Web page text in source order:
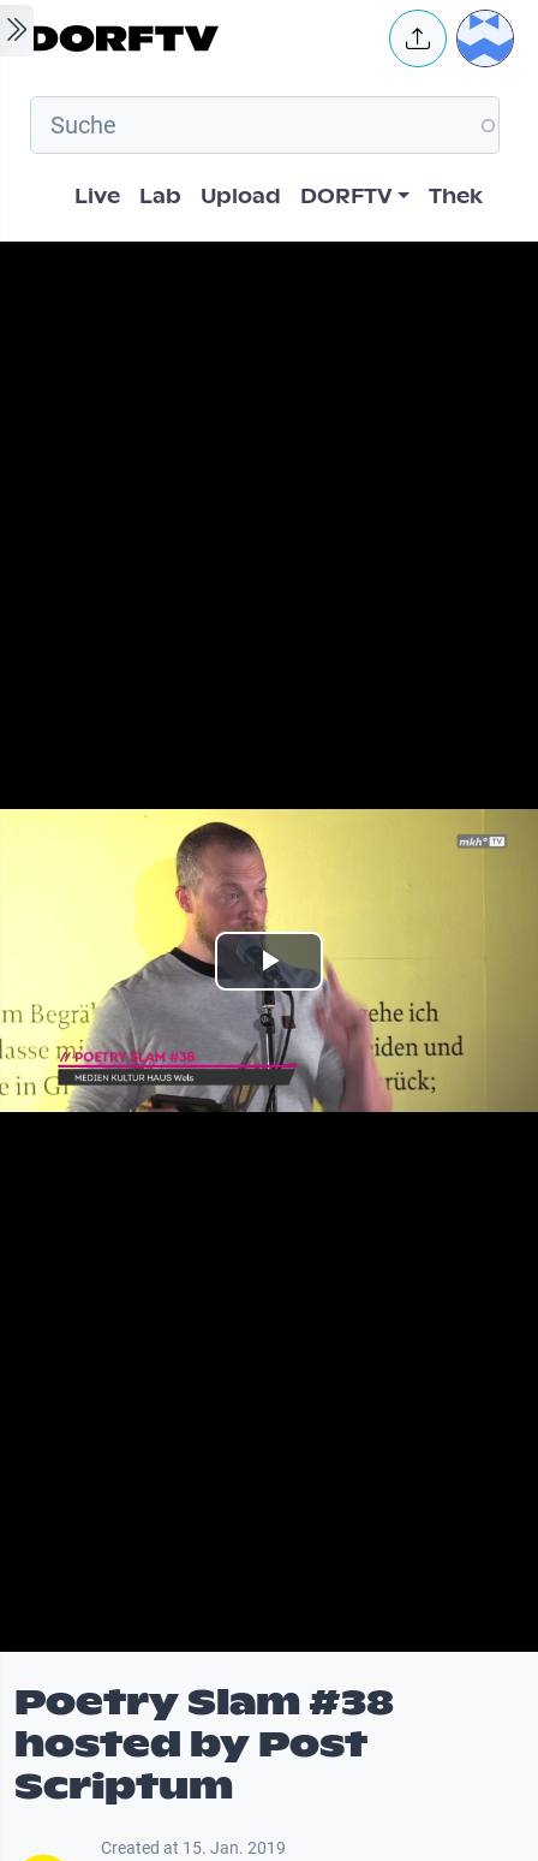
Skip to main content User
Hauptnavigation
Live Lab Upload DORFTV Thek
Play
Video
Poetry Slam #38
hosted by Post
Scriptum
Created at 15. Jan. 2019